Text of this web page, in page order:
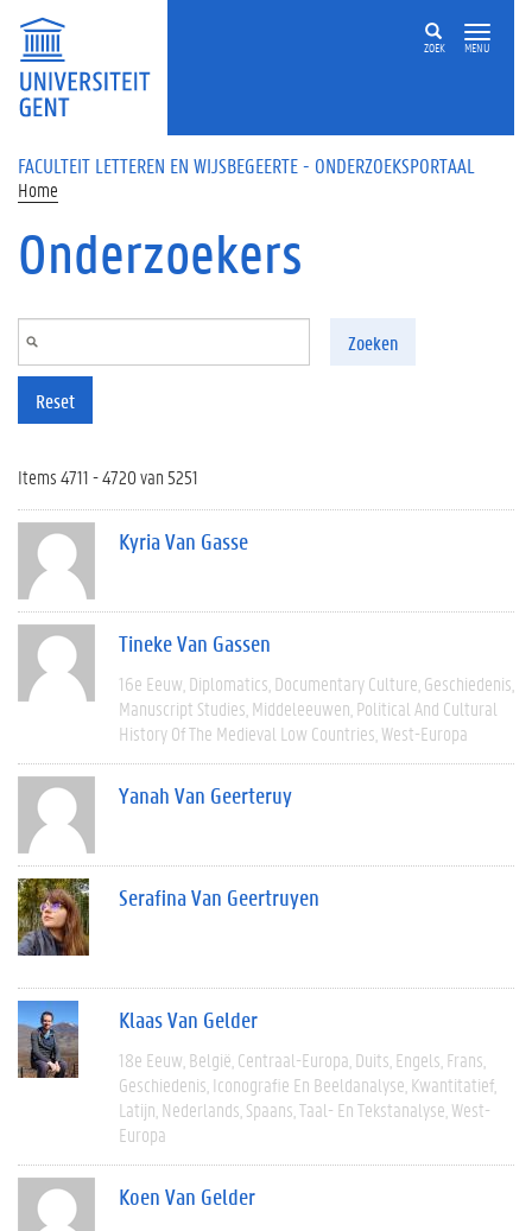
Overslaan en naar de inhoud gaan
ZOEK MENU
FACULTEIT LETTEREN EN WIJSBEGEERTE - ONDERZOEKSPORTAAL
Home
Onderzoekers
Zoeken
Reset
Items 4711 - 4720 van 5251
Kyria Van Gasse
Tineke Van Gassen
16e Eeuw Diplomatics Documentary Culture Geschiedenis
Manuscript Studies Middeleeuwen Political And Cultural
History Of The Medieval Low Countries West-Europa
Yanah Van Geerteruy
Serafina Van Geertruyen
Klaas Van Gelder
18e Eeuw België Centraal-Europa Duits Engels Frans
Geschiedenis Iconografie En Beeldanalyse Kwantitatief
Latijn Nederlands Spaans Taal- En Tekstanalyse West-
Europa
Koen Van Gelder